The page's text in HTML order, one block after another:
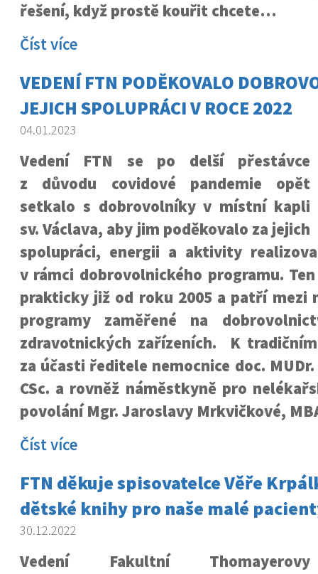
řešení, když prostě kouřit chcete…
Číst více
VEDENÍ FTN PODĚKOVALO
JEJICH SPOLUPRÁCI V ROCE 2022
04.01.2023
Vedení FTN se po delší přestávce
z důvodu covidové pandemie opět
setkalo s dobrovolníky v místní kapli
sv. Václava, aby jim poděkovalo za jejich
spolupráci, energii a aktivity
v rámci dobrovolnického programu.
prakticky již od roku 2005 a patří mezi
programy zaměřené na
zdravotnických zařízeních. K
za účasti ředitele nemocnice doc.
CSc. a rovněž náměstkyně pro
povolání Mgr. Jaroslavy Mrkvičkové,
Číst více
FTN děkuje spisovatelce Věře
dětské knihy pro naše malé
30.12.2022
Vedení Fakultní Thomayerovy